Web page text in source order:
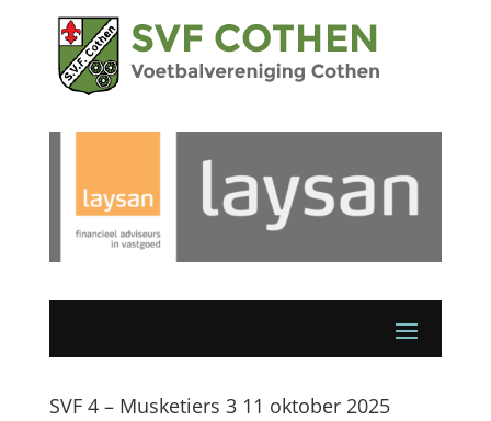
SVF 4 – Musketiers 3 11 oktober 2025